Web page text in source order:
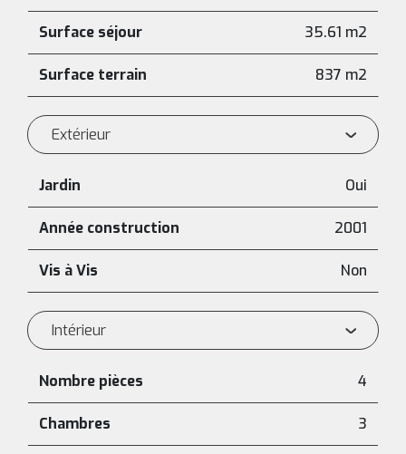
Surface séjour 35.61 m2
Surface terrain 837 m2
Extérieur
Jardin Oui
Année construction 2001
Vis à Vis Non
Intérieur
Nombre pièces 4
Chambres 3